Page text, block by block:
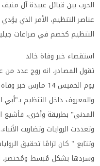
الحرب بين قبائل عبيدة آل
عناصر التنظيم، الأمر الذي
التنظيم كخصم في صراعات
استقصاء خبر وفاة خالد
تقول المصادر، انه روج عدد من
يوم الخميس 14
والمعروف داخل التنظيم بـ"أبي
المدني" بطريقة وأخرى، فأشيع
وتعددت الروايات وتضاربت الأنباء.
وتتابع " كان لزامًا تحقيق
وسردها بشكل مُبسط ومُختصر،